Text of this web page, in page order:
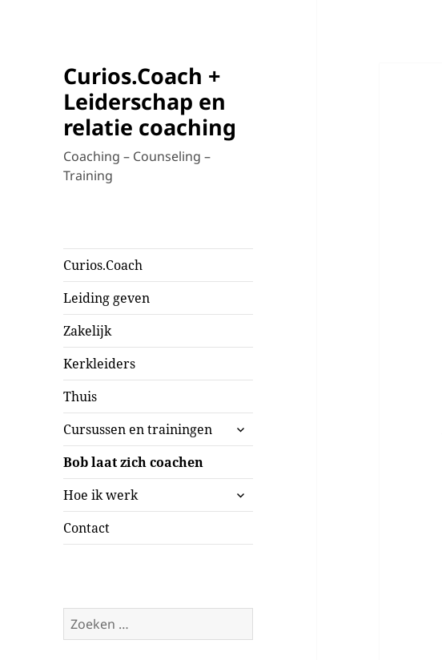
Curios.Coach +
Leiderschap en
relatie coaching
Coaching – Counseling –
Training
Curios.Coach
Leiding geven
Zakelijk
Kerkleiders
Thuis
Cursussen en trainingen
submenu
uitvouwen
Bob laat zich coachen
Hoe ik werk
submenu
uitvouwen
Contact
Zoeken
naar: